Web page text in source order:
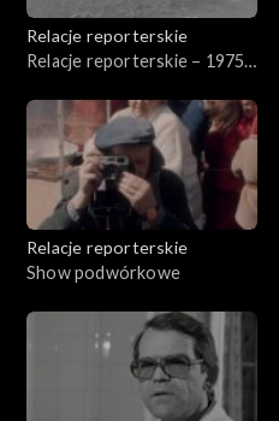
Relacje reporterskie
Relacje reporterskie – 1975-
Relacje reporterskie
Show podwórkowe